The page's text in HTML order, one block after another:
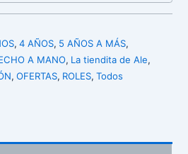
,4 AÑOS, 5 AÑOS A MÁS,
A MANO, La tiendita de Ale,
,OFERTAS, ROLES,Todos